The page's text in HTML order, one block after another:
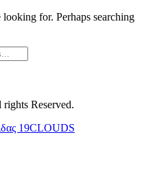
for. Perhaps searching
Reserved.
19CLOUDS